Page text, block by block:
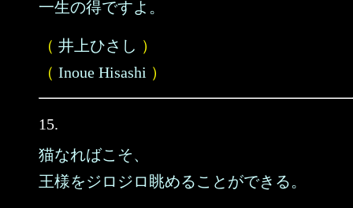
一生の得ですよ。
（ 井上ひさし ）
（ Inoue Hisashi ）
15.
猫なればこそ、
王様をジロジロ眺めることができる。